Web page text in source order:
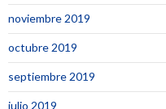
noviembre 2019
octubre 2019
septiembre 2019
julio 2019